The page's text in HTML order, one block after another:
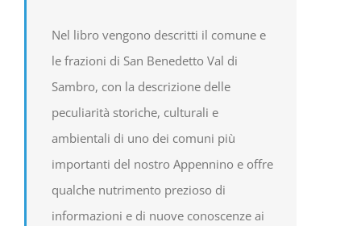
Nel libro vengono descritti il comune e
le frazioni di San Benedetto Val di
Sambro, con la descrizione delle
peculiarità storiche, culturali e
ambientali di uno dei comuni più
importanti del nostro Appennino e offre
qualche nutrimento prezioso di
informazioni e di nuove conoscenze ai